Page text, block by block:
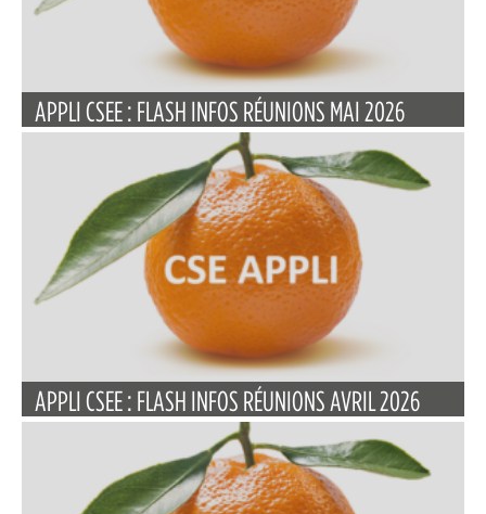
APPLI CSEE : FLASH INFOS RÉUNIONS MAI 2026
APPLI CSEE : FLASH INFOS RÉUNIONS AVRIL 2026